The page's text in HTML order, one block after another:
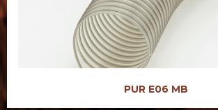
PUR E06 MB